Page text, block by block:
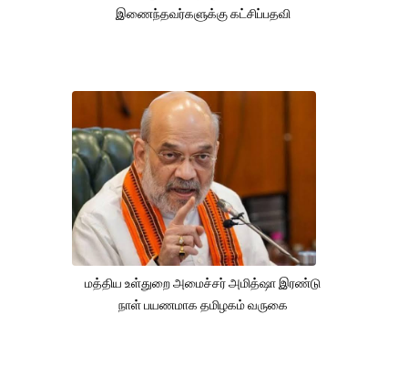
இணைந்தவர்களுக்கு கட்சிப்பதவி
மத்திய உள்துறை அமைச்சர் அமித்ஷா இரண்டு
நாள் பயணமாக தமிழகம் வருகை